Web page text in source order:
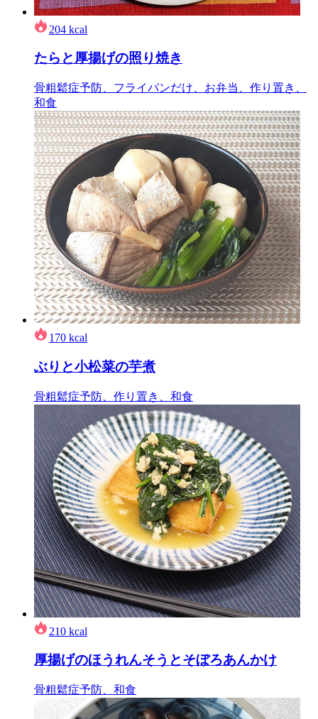
204 kcal
たらと厚揚げの照り焼き
骨粗鬆症予防、フライパンだけ、お弁当、作り置き、
和食
170 kcal
ぶりと小松菜の芋煮
骨粗鬆症予防、作り置き、和食
210 kcal
厚揚げのほうれんそうとそぼろあんかけ
骨粗鬆症予防、和食